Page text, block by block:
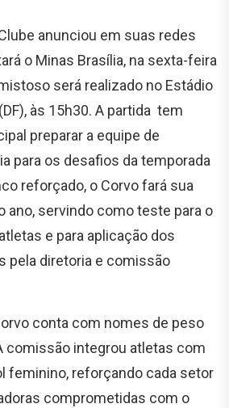
anunciou em suas redes
o Minas Brasília, na sexta-feira
será realizado no Estádio
às 15h30. A partida tem
preparar a equipe de
para os desafios da temporada
reforçado, o Corvo fará sua
ano, servindo como teste para o
e para aplicação dos
pela diretoria e comissão
conta com nomes de peso
comissão integrou atletas com
feminino, reforçando cada setor
comprometidas com o